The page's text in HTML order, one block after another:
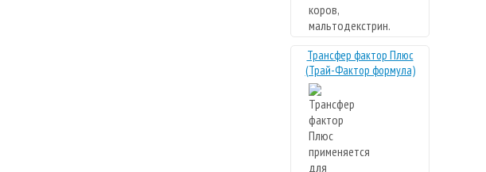
Трансфер фактор Плюс
(Трай-Фактор формула)